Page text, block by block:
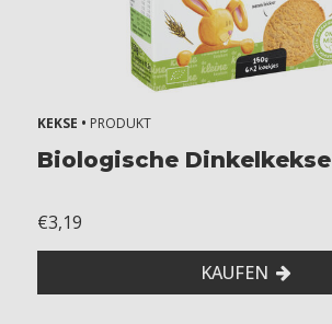
KEKSE • PRODUKT
Biologische Dinkelkekse
€3,19
KAUFEN